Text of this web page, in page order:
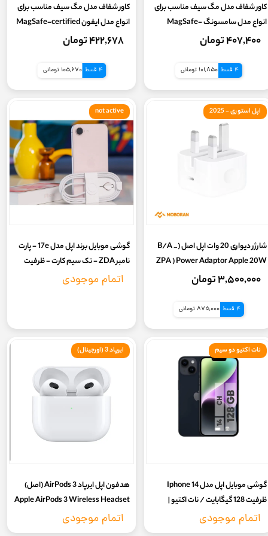
کاور شفاف مدل مگ سیف مناسب برای
انواع مدل سامسونگ MagSafe-
certified transparent case for
۴۰۷,۴۰۰ تومان
4 قسط 101,850 تومانی
کاور شفاف مدل مگ سیف مناسب برای
انواع مدل ایفون MagSafe-certified
transparent case for Apple
۴۲۲,۶۷۸ تومان
4 قسط 105,670 تومانی
شارژر دیواری 20 وات اپل اصل (B/A _
ZPA ) Power Adaptor Apple 20W
۳,۵۰۰,۰۰۰ تومان
4 قسط 875,000 تومانی
اپل استوری - 2025
گوشی موبایل برند اپل مدل 17e - پارت
نامبر ZDA - تک سیم کارت - ظرفیت
256 گیگابایت - رنگ مشکی
اتمام موجودی
not active
گوشی موبایل اپل مدل Iphone 14
ظرفیت 128 گیگابایت / نات اکتیو |
ریجسترشده)
اتمام موجودی
نات اکتیو دو سیم
هدفون اپل ایرپاد 3 AirPods (اصل)
Apple AirPods 3 Wireless Headset
اتمام موجودی
ایرپاد 3 (اورجینال)